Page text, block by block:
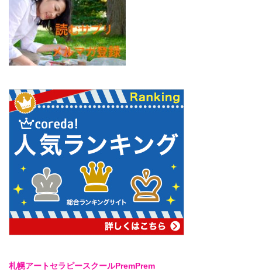
札幌アートセラピースクールPremPrem